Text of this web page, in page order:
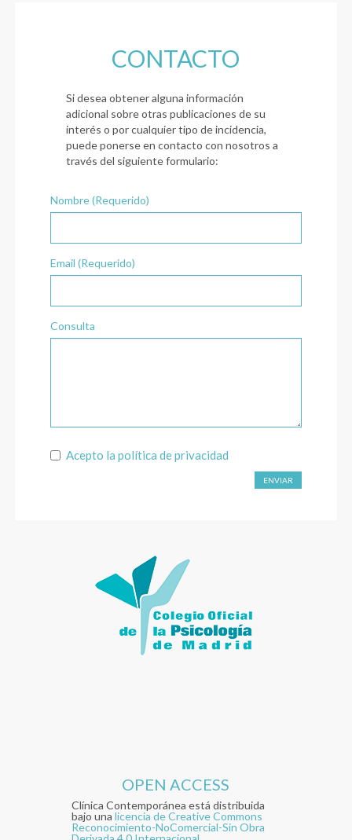
CONTACTO
Si desea obtener alguna información
adicional sobre otras publicaciones de su
interés o por cualquier tipo de incidencia,
puede ponerse en contacto con nosotros a
través del siguiente formulario:
Nombre (Requerido)
Email (Requerido)
Consulta
Acepto lapolítica de privacidad
ENVIAR
OPEN ACCESS
Clínica Contemporánea está distribuida
bajo unalicencia de Creative Commons
Reconocimiento-NoComercial-Sin Obra